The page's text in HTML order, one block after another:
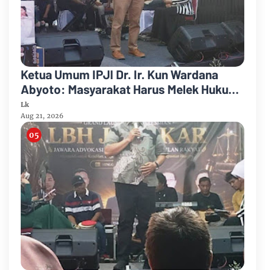
Ketua Umum IPJI Dr. Ir. Kun Wardana
Abyoto: Masyarakat Harus Melek Hukum
dan Melek Teknologi di Era AI
Lk
Aug 21, 2026